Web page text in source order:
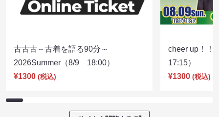
古古古～古着を語る90分～
2026Summer（8/9 18:00）
¥1300 (税込)
cheer up！
17:15）
¥1300 (税込)